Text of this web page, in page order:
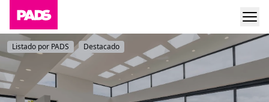
Listado por PADS Destacado